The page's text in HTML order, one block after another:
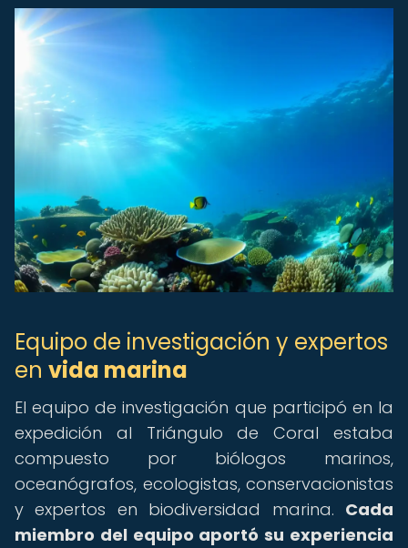
Equipo de investigación y expertos
en vida marina
El equipo de investigación que participó en la
expedición al Triángulo de Coral estaba
compuesto por biólogos marinos,
oceanógrafos, ecologistas, conservacionistas
y expertos en biodiversidad marina. Cada
miembro del equipo aportó su experiencia